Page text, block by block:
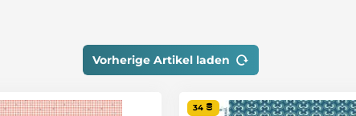
Vorherige Artikel laden
34